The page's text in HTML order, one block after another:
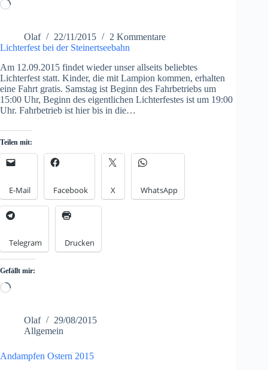
Loading…
Olaf 22/11/2015
2 Kommentare
Lichterfest bei der Steinertseebahn
Am 12.09.2015 findet wieder unser allseits beliebtes
Lichterfest statt. Kinder, die mit Lampion kommen, erhalten
eine Fahrt gratis. Samstag ist Beginn des Fahrbetriebs um
15:00 Uhr, Beginn des eigentlichen Lichterfestes ist um 19:00
Uhr. Fahrbetrieb ist hier bis in die…
Teilen mit:
E-Mail Facebook X WhatsApp
Telegram Drucken
Gefällt mir:
Loading…
Olaf
29/08/2015
Allgemein
Andampfen Ostern 2015